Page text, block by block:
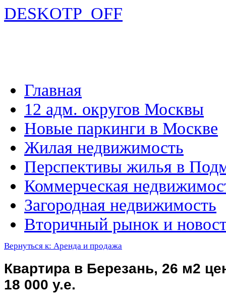
DESKOTP_OFF
Главная
12 адм. округов Москвы
Новые паркинги в Москве
Жилая недвижимость
Перспективы жилья в
Коммерческая
Загородная недвижимость
Вторичный рынок и
Вернуться к: Аренда и продажа
Квартира в Березань, 26 м2
18 000 у.е.